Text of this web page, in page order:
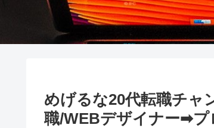
めげるな20代転職チャ
職/WEBデザイナー➡プ